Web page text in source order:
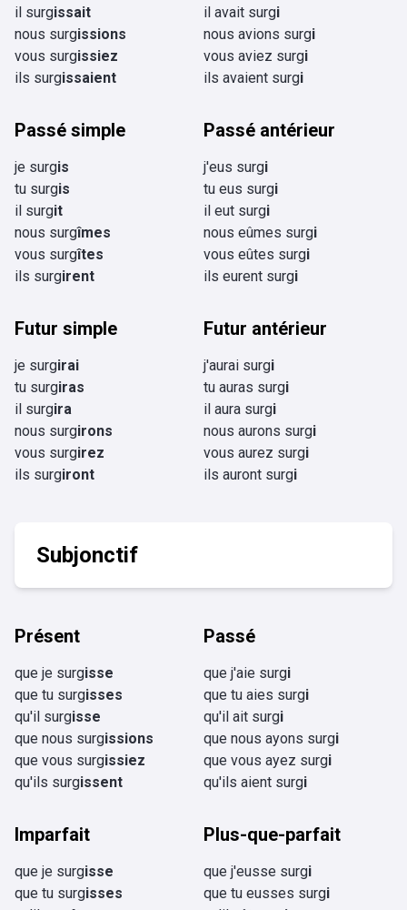
il surgissait
nous surgissions
vous surgissiez
ils surgissaient
il avait surgi
nous avions surgi
vous aviez surgi
ils avaient surgi
Passé simple
je surgis
tu surgis
il surgit
nous surgîmes
vous surgîtes
ils surgirent
Passé antérieur
j'eus surgi
tu eus surgi
il eut surgi
nous eûmes surgi
vous eûtes surgi
ils eurent surgi
Futur simple
je surgirai
tu surgiras
il surgira
nous surgirons
vous surgirez
ils surgiront
Futur antérieur
j'aurai surgi
tu auras surgi
il aura surgi
nous aurons surgi
vous aurez surgi
ils auront surgi
Subjonctif
Présent
que je surgisse
que tu surgisses
qu'il surgisse
que nous surgissions
que vous surgissiez
qu'ils surgissent
Passé
que j'aie surgi
que tu aies surgi
qu'il ait surgi
que nous ayons surgi
que vous ayez surgi
qu'ils aient surgi
Imparfait
que je surgisse
que tu surgisses
Plus-que-parfait
que j'eusse surgi
que tu eusses surgi